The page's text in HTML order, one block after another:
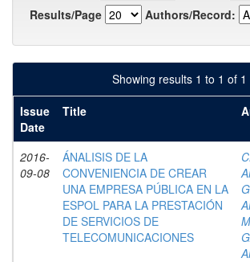
Results/Page
Authors/Record:
Showing results 1 to 1 of 1
Issue
Date
Title
2016-
09-08
ÁNALISIS DE LA
CONVENIENCIA DE CREAR
UNA EMPRESA PÚBLICA EN LA
ESPOL PARA LA PRESTACIÓN
DE SERVICIOS DE
TELECOMUNICACIONES